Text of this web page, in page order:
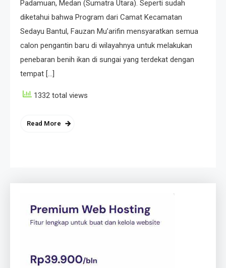
Padamuan, Medan (Sumatra Utara). Seperti sudah
diketahui bahwa Program dari Camat Kecamatan
Sedayu Bantul, Fauzan Mu’arifin mensyaratkan semua
calon pengantin baru di wilayahnya untuk melakukan
penebaran benih ikan di sungai yang terdekat dengan
tempat […]
1332 total views
Read More